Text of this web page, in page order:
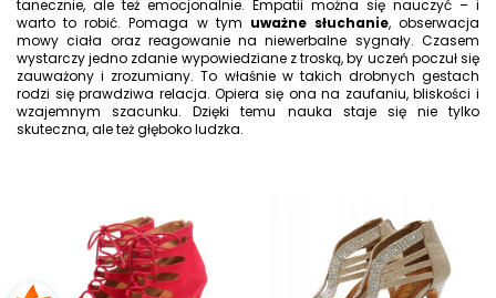
tanecznie, ale też emocjonalnie. Empatii można się nauczyć – i
warto to robić. Pomaga w tym uważne słuchanie, obserwacja
mowy ciała oraz reagowanie na niewerbalne sygnały. Czasem
wystarczy jedno zdanie wypowiedziane z troską, by uczeń poczuł się
zauważony i zrozumiany. To właśnie w takich drobnych gestach
rodzi się prawdziwa relacja. Opiera się ona na zaufaniu, bliskości i
wzajemnym szacunku. Dzięki temu nauka staje się nie tylko
skuteczna, ale też głęboko ludzka.